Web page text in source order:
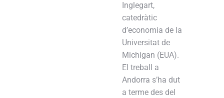
Inglegart,
catedràtic
d’economia de la
Universitat de
Michigan (EUA).
El treball a
Andorra s’ha dut
a terme des del